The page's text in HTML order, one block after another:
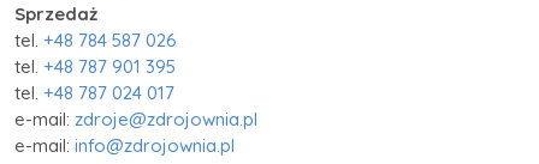
Sprzedaż
tel. +48 784 587 026
tel. +48 787 901 395
tel. +48 787 024 017
e-mail: zdroje@zdrojownia.pl
e-mail: info@zdrojownia.pl